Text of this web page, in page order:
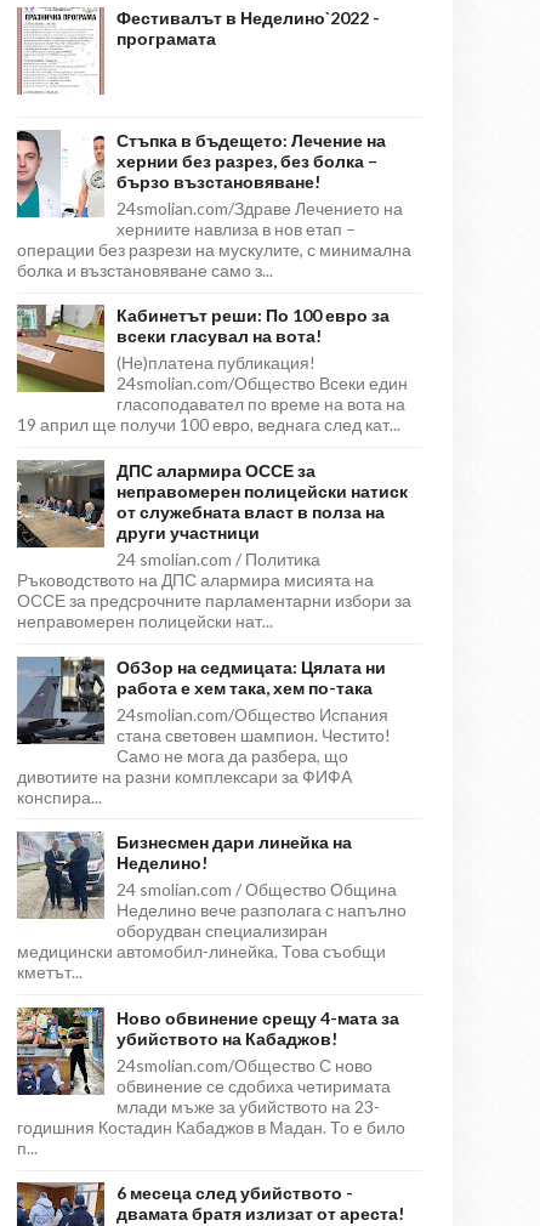
Фестивалът в Неделино`2022 -
програмата
Стъпка в бъдещето: Лечение на
хернии без разрез, без болка –
бързо възстановяване!
24smolian.com/Здраве Лечението на
херниите навлиза в нов етап –
операции без разрези на мускулите, с минимална
болка и възстановяване само з...
Кабинетът реши: По 100 евро за
всеки гласувал на вота!
(Не)платена публикация!
24smolian.com/Общество Всеки един
гласоподавател по време на вота на
19 април ще получи 100 евро, веднага след кат...
ДПС алармира ОССЕ за
неправомерен полицейски натиск
от служебната власт в полза на
други участници
24 smolian.com / Политика
Ръководството на ДПС алармира мисията на
ОССЕ за предсрочните парламентарни избори за
неправомерен полицейски нат...
ОбЗор на седмицата: Цялата ни
работа е хем така, хем по-така
24smolian.com/Общество Испания
стана световен шампион. Честито!
Само не мога да разбера, що
дивотиите на разни комплексари за ФИФА
конспира...
Бизнесмен дари линейка на
Неделино!
24 smolian.com / Общество Община
Неделино вече разполага с напълно
оборудван специализиран
медицински автомобил-линейка. Това съобщи
кметът...
Ново обвинение срещу 4-мата за
убийството на Кабаджов!
24smolian.com/Общество С ново
обвинение се сдобиха четиримата
млади мъже за убийството на 23-
годишния Костадин Кабаджов в Мадан. То е било
п...
6 месеца след убийството -
двамата братя излизат от ареста!